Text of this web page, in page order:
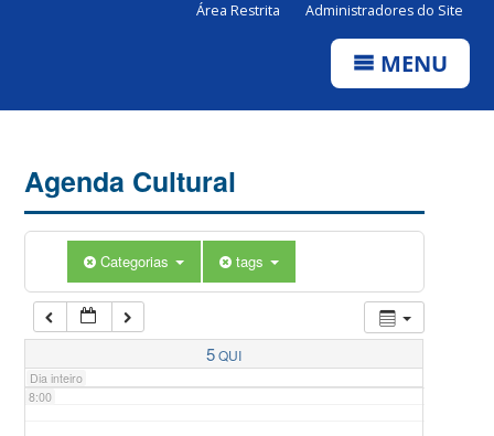
Área Restrita Administradores do Site
MENU
Agenda Cultural
Categorias tags
5QUI
Dia inteiro
5:00
7:00
8:00